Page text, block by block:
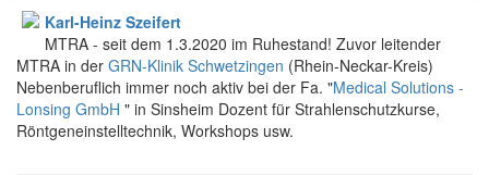
Karl-Heinz Szeifert
MTRA - seit dem 1.3.2020 im Ruhestand! Zuvor leitender
MTRA in der GRN-Klinik Schwetzingen (Rhein-Neckar-Kreis)
Nebenberuflich immer noch aktiv bei der Fa. "Medical Solutions -
Lonsing GmbH " in Sinsheim Dozent für Strahlenschutzkurse,
Röntgeneinstelltechnik, Workshops usw.